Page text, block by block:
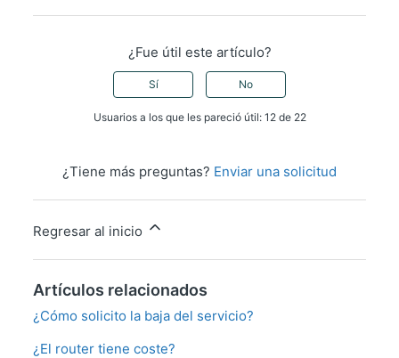
¿Fue útil este artículo?
Sí No
Usuarios a los que les pareció útil: 12 de 22
¿Tiene más preguntas? Enviar una solicitud
Regresar al inicio
Artículos relacionados
¿Cómo solicito la baja del servicio?
¿El router tiene coste?